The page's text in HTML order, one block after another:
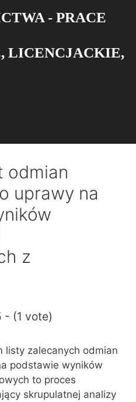
- PRACE
LICENCJACKIE,
odmian
uprawy na
z
- (1 vote)
listy zalecanych odmian
podstawie wyników
to proces
skrupulatnej analizy